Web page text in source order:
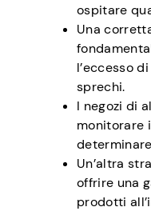
ospitare
Una
l’eccesso
sprechi.
I negozi di
monitorare
Un’altra
offrire una
prodotti